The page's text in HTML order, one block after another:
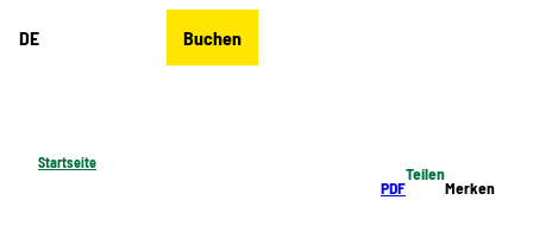
DE Buchen
Startseite
PDF
Teilen
Merken